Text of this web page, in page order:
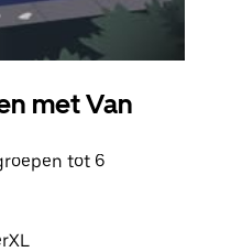
met Van
tot 6